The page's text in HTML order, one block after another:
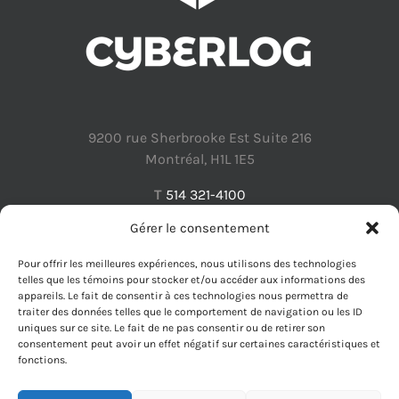
Gérer le consentement
Pour offrir les meilleures expériences, nous utilisons des technologies
telles que les témoins pour stocker et/ou accéder aux informations des
appareils. Le fait de consentir à ces technologies nous permettra de
traiter des données telles que le comportement de navigation ou les ID
uniques sur ce site. Le fait de ne pas consentir ou de retirer son
consentement peut avoir un effet négatif sur certaines caractéristiques et
fonctions.
9200 rue Sherbrooke Est Suite 216
Montréal, H1L 1E5
T 514 321-4100
Protection des renseignements personnels